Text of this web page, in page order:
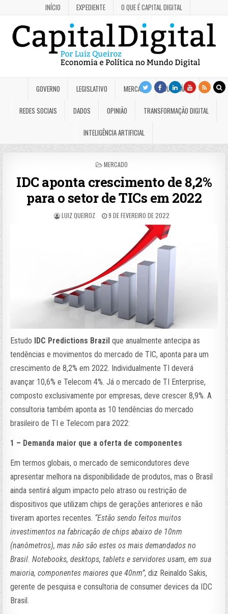
INÍCIO EXPEDIENTE O QUE É CAPITAL DIGITAL
GOVERNO LEGISLATIVO MERCADO JUDICIÁRIO
REDES SOCIAIS DADOS OPINIÃO TRANSFORMAÇÃO DIGITAL
INTELIGÊNCIA ARTIFICIAL
POSTED
MERCADO
IDC aponta crescimento de 8,2%
para o setor de TICs em 2022
LUIZ QUEIROZ 9 DE FEVEREIRO DE 2022
Estudo IDC Predictions Brazil que anualmente antecipa as
tendências e movimentos do mercado de TIC, aponta para um
crescimento de 8,2% em 2022. Individualmente TI deverá
avançar 10,6% e Telecom 4%. Já o mercado de TI Enterprise,
composto exclusivamente por empresas, deve crescer 8,9%. A
consultoria também aponta as 10 tendências do mercado
brasileiro de TI e Telecom para 2022:
1 – Demanda maior que a oferta de componentes
Em termos globais, o mercado de semicondutores deve
apresentar melhora na disponibilidade de produtos, mas o Brasil
ainda sentirá algum impacto pelo atraso ou restrição de
dispositivos que utilizam chips de gerações anteriores e não
tiveram aportes recentes. “Estão sendo feitos muitos
investimentos na fabricação de chips abaixo de 10nm
(nanômetros), mas não são estes os mais demandados no
Brasil. Notebooks, desktops, tablets e servidores usam, em sua
maioria, componentes maiores que 40nm”, diz Reinaldo Sakis,
gerente de pesquisa e consultoria de consumer devices da IDC
Brasil.